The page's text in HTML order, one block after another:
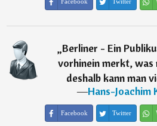
„Berliner - Ein
vorhinein merkt, was
deshalb kann man
―Hans-Joachim
Facebook Twitter